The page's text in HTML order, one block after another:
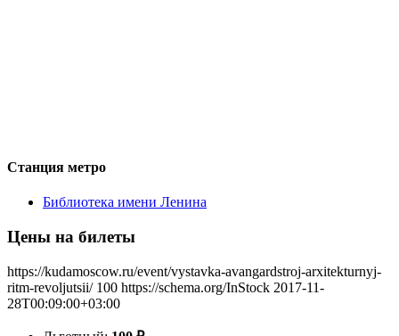
Станция метро
Библиотека имени Ленина
Цены на билеты
https://kudamoscow.ru/event/vystavka-avangardstroj-arxitekturnyj-
ritm-revoljutsii/ 100 https://schema.org/InStock 2017-11-
28T00:09:00+03:00